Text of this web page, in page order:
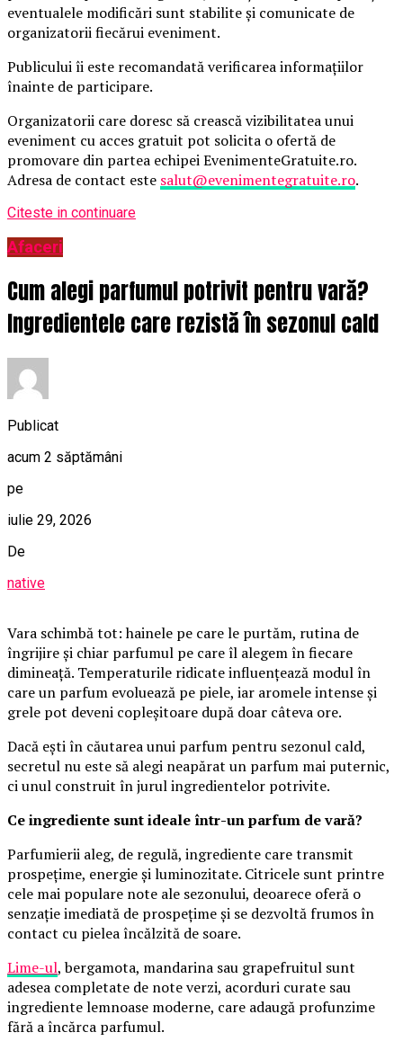
eventualele modificări sunt stabilite și comunicate de
organizatorii fiecărui eveniment.
Publicului îi este recomandată verificarea informațiilor
înainte de participare.
Organizatorii care doresc să crească vizibilitatea unui
eveniment cu acces gratuit pot solicita o ofertă de
promovare din partea echipei EvenimenteGratuite.ro.
Adresa de contact este salut@evenimentegratuite.ro.
Citeste in continuare
Afaceri
Cum alegi parfumul potrivit pentru vară?
Ingredientele care rezistă în sezonul cald
Publicat
acum 2 săptămâni
pe
iulie 29, 2026
De
native
Vara schimbă tot: hainele pe care le purtăm, rutina de
îngrijire și chiar parfumul pe care îl alegem în fiecare
dimineață. Temperaturile ridicate influențează modul în
care un parfum evoluează pe piele, iar aromele intense și
grele pot deveni copleșitoare după doar câteva ore.
Dacă ești în căutarea unui parfum pentru sezonul cald,
secretul nu este să alegi neapărat un parfum mai puternic,
ci unul construit în jurul ingredientelor potrivite.
Ce ingrediente sunt ideale într-un parfum de vară?
Parfumierii aleg, de regulă, ingrediente care transmit
prospețime, energie și luminozitate. Citricele sunt printre
cele mai populare note ale sezonului, deoarece oferă o
senzație imediată de prospețime și se dezvoltă frumos în
contact cu pielea încălzită de soare.
Lime-ul, bergamota, mandarina sau grapefruitul sunt
adesea completate de note verzi, acorduri curate sau
ingrediente lemnoase moderne, care adaugă profunzime
fără a încărca parfumul.